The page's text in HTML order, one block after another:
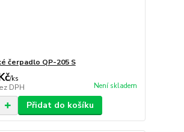
čerpadlo QP-205 S
/ks
DPH Není skladem
Přidat do košíku